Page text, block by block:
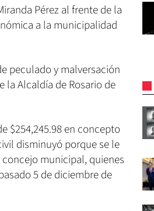
Pérez al frente de la
a la municipalidad
peculado y malversación
la Alcaldía de Rosario de
$254,245.98 en concepto
disminuyó porque se le
municipal, quienes
5 de diciembre de